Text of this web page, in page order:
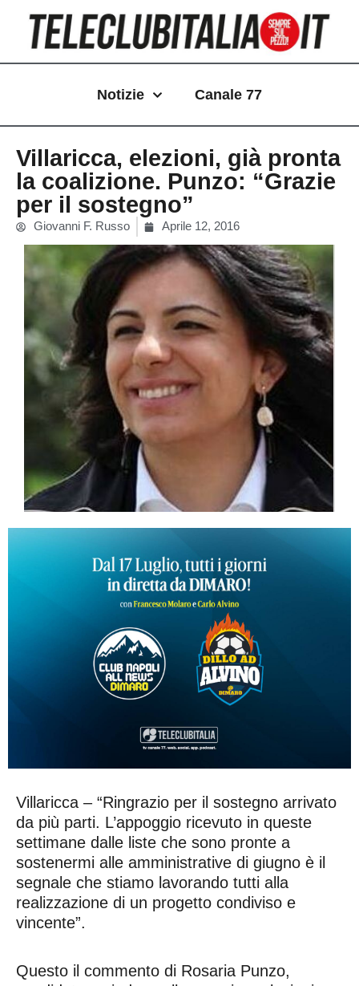
contenuto
Notizie Canale 77
Villaricca, elezioni, già pronta
la coalizione. Punzo: “Grazie
per il sostegno”
Giovanni F. Russo Aprile 12, 2016
Villaricca – “Ringrazio per il sostegno arrivato
da più parti. L’appoggio ricevuto in queste
settimane dalle liste che sono pronte a
sostenermi alle amministrative di giugno è il
segnale che stiamo lavorando tutti alla
realizzazione di un progetto condiviso e
vincente”.
Questo il commento di Rosaria Punzo,